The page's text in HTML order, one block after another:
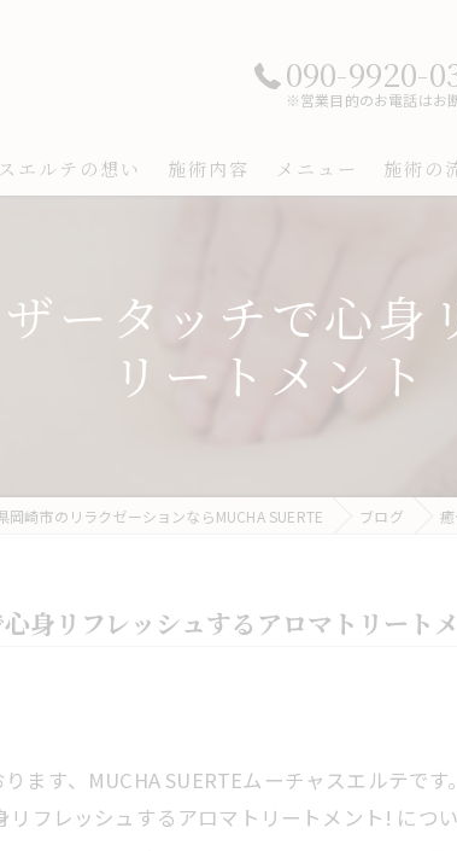
090-9920-
※営業目的のお電話はお
エルテの想い 施術内容 メニュー 施術の
ータッチで心身
リートメント
岡崎市のリラクゼーションならMUCHA SUERTE ブログ
身リフレッシュするアロマトリート
す、MUCHA SUERTEムーチャスエルテです
フレッシュするアロマトリートメント! につ